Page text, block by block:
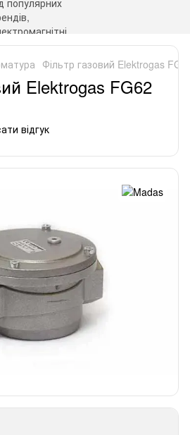
Фільтр газовий Elektrogas
Elektrogas FG62
відгук